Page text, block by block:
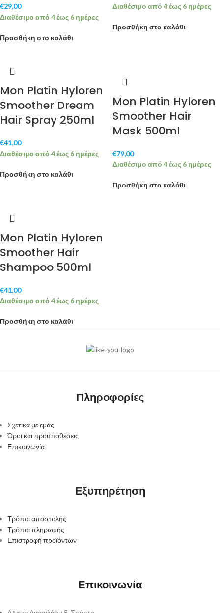
€29,00
Διαθέσιμο από 4 έως 6 ημέρες
Προσθήκη στο καλάθι
Διαθέσιμο από 4 έως 6 ημέρες
Προσθήκη στο καλάθι
Mon Platin Hyloren
Smoother Dream
Hair Spray 250ml
€41,00
Διαθέσιμο από 4 έως 6 ημέρες
Προσθήκη στο καλάθι
Mon Platin Hyloren
Smoother Hair
Mask 500ml
€79,00
Διαθέσιμο από 4 έως 6 ημέρες
Προσθήκη στο καλάθι
Mon Platin Hyloren
Smoother Hair
Shampoo 500ml
€41,00
Διαθέσιμο από 4 έως 6 ημέρες
Προσθήκη στο καλάθι
Πληροφορίες
Σχετικά με εμάς
Όροι και προϋποθέσεις
Επικοινωνία
Εξυπηρέτηση
Τρόποι αποστολής
Τρόποι πληρωμής
Επιστροφή προϊόντων
Επικοινωνία